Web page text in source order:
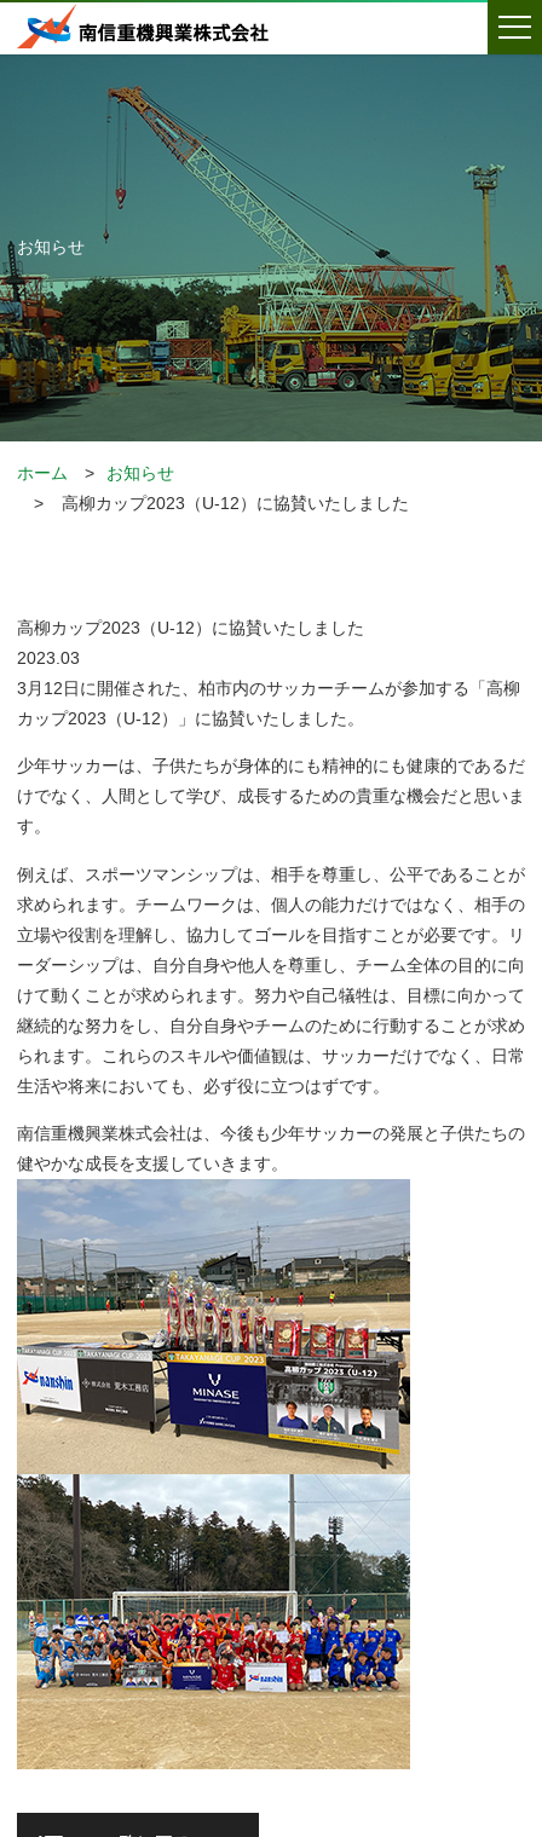
お知らせ
ホーム
お知らせ
高柳カップ2023（U-12）に協賛いたしました
高柳カップ2023（U-12）に協賛いたしました
2023.03
3月12日に開催された、柏市内のサッカーチームが参加する「高柳
カップ2023（U-12）」に協賛いたしました。
少年サッカーは、子供たちが身体的にも精神的にも健康的であるだ
けでなく、人間として学び、成長するための貴重な機会だと思いま
す。
例えば、スポーツマンシップは、相手を尊重し、公平であることが
求められます。チームワークは、個人の能力だけではなく、相手の
立場や役割を理解し、協力してゴールを目指すことが必要です。リ
ーダーシップは、自分自身や他人を尊重し、チーム全体の目的に向
けて動くことが求められます。努力や自己犠牲は、目標に向かって
継続的な努力をし、自分自身やチームのために行動することが求め
られます。これらのスキルや価値観は、サッカーだけでなく、日常
生活や将来においても、必ず役に立つはずです。
南信重機興業株式会社は、今後も少年サッカーの発展と子供たちの
健やかな成長を支援していきます。